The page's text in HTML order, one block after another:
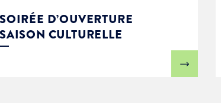
SOIRÉE D’OUVERTURE
SAISON CULTURELLE